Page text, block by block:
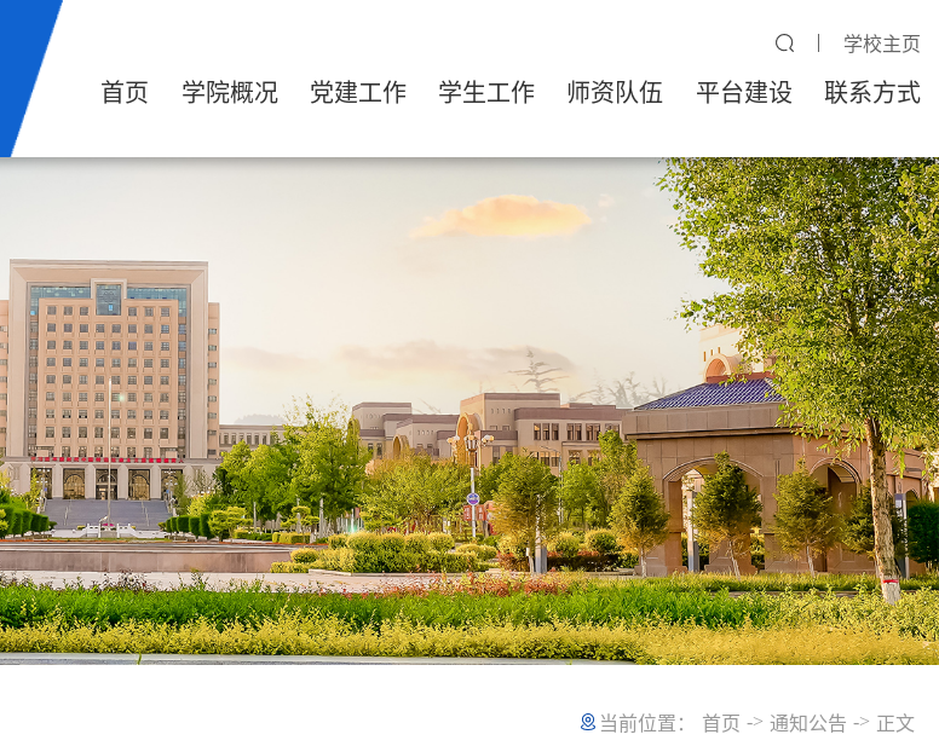
学校主页
首页 学院概况 党建工作 学生工作 师资队伍 平台建设 联系方式
当前位置： 首页 -> 通知公告 -> 正文